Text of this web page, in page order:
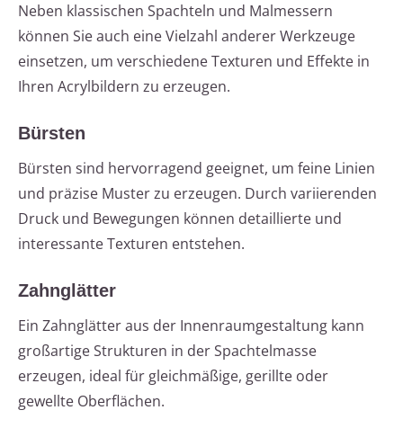
Neben klassischen Spachteln und Malmessern
können Sie auch eine Vielzahl anderer Werkzeuge
einsetzen, um verschiedene Texturen und Effekte in
Ihren Acrylbildern zu erzeugen.
Bürsten
Bürsten sind hervorragend geeignet, um feine Linien
und präzise Muster zu erzeugen. Durch variierenden
Druck und Bewegungen können detaillierte und
interessante Texturen entstehen.
Zahnglätter
Ein Zahnglätter aus der Innenraumgestaltung kann
großartige Strukturen in der Spachtelmasse
erzeugen, ideal für gleichmäßige, gerillte oder
gewellte Oberflächen.